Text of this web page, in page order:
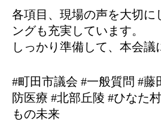
各項目、現場の声を大切に
ングも充実しています。
しっかり準備して、本会議
#町田市議会 #一般質問 #藤
防医療 #北部丘陵 #ひなた
もの未来